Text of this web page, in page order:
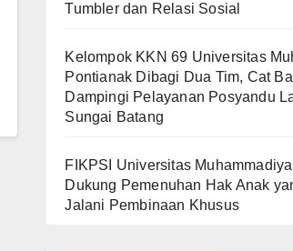
Tumbler dan Relasi Sosial
Kelompok KKN 69 Universitas
Pontianak Dibagi Dua Tim, Cat
Dampingi Pelayanan Posyandu
Sungai Batang
FIKPSI Universitas
Dukung Pemenuhan Hak Anak
Jalani Pembinaan Khusus